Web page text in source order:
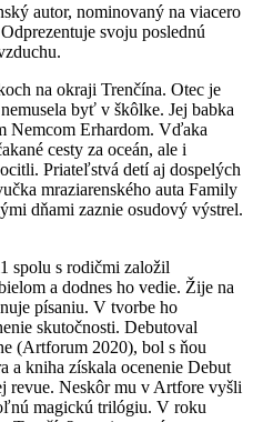
autor, nominovaný na viacero
svoju poslednú
na okraji Trenčína. Otec je
byť v škôlke. Jej babka
Nemcom Erhardom. Vďaka
cesty za oceán, ale i
Priateľstvá detí aj dospelých
mraziarenského auta Family
dňami zaznie osudový výstrel.
spolu s rodičmi založil
a dodnes ho vedie. Žije na
písaniu. V tvorbe ho
skutočnosti. Debutoval
(Artforum 2020), bol s ňou
a kniha získala ocenenie Debut
revue. Neskôr mu v Artfore vyšli
magickú trilógiu. V roku